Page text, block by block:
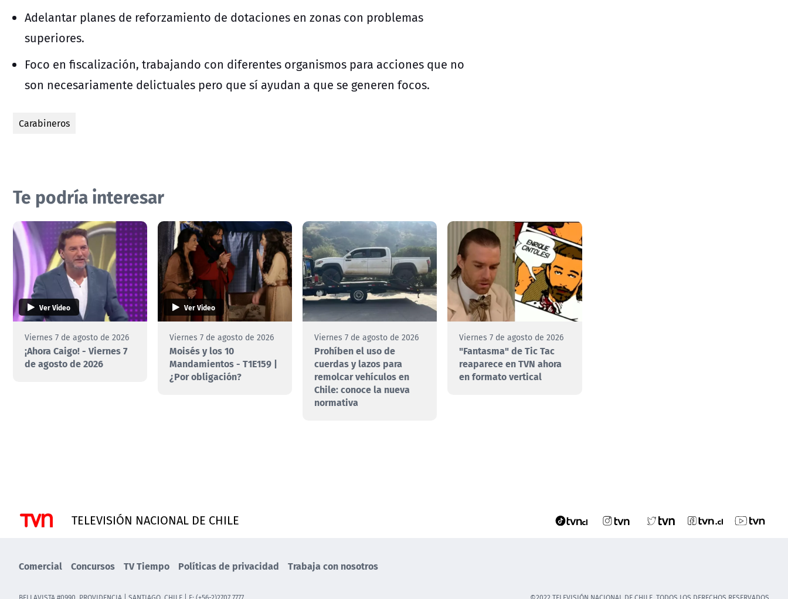
Adelantar planes de reforzamiento de dotaciones en zonas con problemas
superiores.
Foco en fiscalización, trabajando con diferentes organismos para acciones que no
son necesariamente delictuales pero que sí ayudan a que se generen focos.
Carabineros
Te podría interesar
Ver Video
Viernes 7 de agosto de 2026
¡Ahora Caigo! - Viernes 7
de agosto de 2026
Ver Video
Viernes 7 de agosto de 2026
Moisés y los 10
Mandamientos - T1E159 |
¿Por obligación?
Viernes 7 de agosto de 2026
Prohíben el uso de
cuerdas y lazos para
remolcar vehículos en
Chile: conoce la nueva
normativa
Viernes 7 de agosto de 2026
"Fantasma" de Tic Tac
reaparece en TVN ahora
en formato vertical
TELEVISIÓN NACIONAL DE CHILE
Comercial Concursos TV Tiempo Políticas de privacidad Trabaja con nosotros